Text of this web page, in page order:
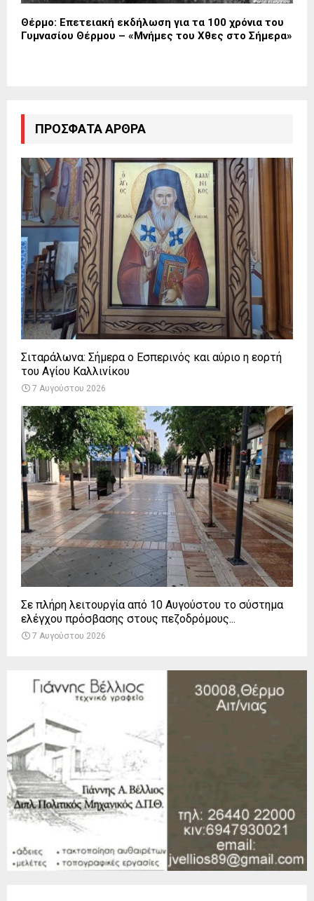
Θέρμο: Επετειακή εκδήλωση για τα 100 χρόνια του
Γυμνασίου Θέρμου – «Μνήμες του Χθες στο Σήμερα»
ΠΡΌΣΦΑΤΑ ΆΡΘΡΑ
Σιταράλωνα: Σήμερα ο Εσπερινός και αύριο η εορτή
του Αγίου Καλλινίκου
7 Αυγούστου 2026
Σε πλήρη λειτουργία από 10 Αυγούστου το σύστημα
ελέγχου πρόσβασης στους πεζοδρόμους...
7 Αυγούστου 2026